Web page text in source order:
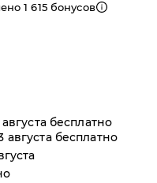
1 615 бонусов
августа бесплатно
августа бесплатно